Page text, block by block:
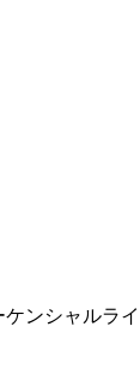
ンシャルライ